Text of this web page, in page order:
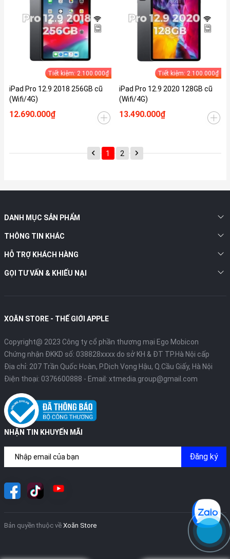
Tiết kiệm: 2.100.000₫
iPad Pro 12.9 2018 256GB cũ
(Wifi/4G)
12.690.000₫
Tiết kiệm: 2.100.000₫
iPad Pro 12.9 2020 128GB cũ
(Wifi/4G)
13.490.000₫
1 2
DANH MỤC SẢN PHẨM
THÔNG TIN KHÁC
HỖ TRỢ KHÁCH HÀNG
GỌI TƯ VẤN & KHIẾU NẠI
XOĂN STORE - THẾ GIỚI APPLE
Copyright@ 2023 Công ty cổ phần thương mại Ego Mobicon
Chứng nhận ĐKKD số: 038828xxxx do sở KH & ĐT TP.Hà Nội cấp
Địa chỉ: 207 Trần Quốc Hoàn, P.Dịch Vọng Hậu, Q.Cầu Giấy, Hà Nội
Điện thoại: 0376600888 - Email: xtmedia.group@gmail.com
NHẬN TIN KHUYẾN MÃI
Đăng ký
Bản quyền thuộc về Xoăn Store